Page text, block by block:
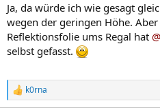
Ja, da würde ich wie gesagt
wegen der geringen Höhe.
Reflektionsfolie ums Regal hat
selbst gefasst.
R
e
k0rna